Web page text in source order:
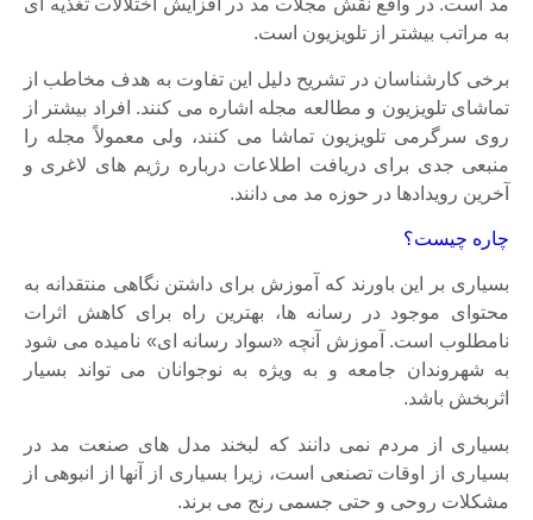
مد است. در واقع نقش مجلات مد در افزایش اختلالات تغذیه ای
به مراتب بیشتر از تلویزیون است.
برخی کارشناسان در تشریح دلیل این تفاوت به هدف مخاطب از
تماشای تلویزیون و مطالعه مجله اشاره می کنند. افراد بیشتر از
روی سرگرمی تلویزیون تماشا می کنند، ولی معمولاً مجله را
منبعی جدی برای دریافت اطلاعات درباره رژیم های لاغری و
آخرین رویدادها در حوزه مد می دانند.
چاره چیست؟
بسیاری بر این باورند که آموزش برای داشتن نگاهی منتقدانه به
محتوای موجود در رسانه ها، بهترین راه برای کاهش اثرات
نامطلوب است. آموزش آنچه «سواد رسانه ای» نامیده می شود
به شهروندان جامعه و به ویژه به نوجوانان می تواند بسیار
اثربخش باشد.
بسیاری از مردم نمی دانند که لبخند مدل های صنعت مد در
بسیاری از اوقات تصنعی است، زیرا بسیاری از آنها از انبوهی از
مشکلات روحی و حتی جسمی رنج می برند.